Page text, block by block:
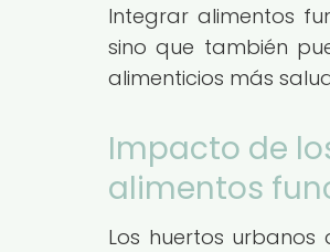
Integrar alimentos
sino que también
alimenticios más
Impacto de
alimentos
Los huertos